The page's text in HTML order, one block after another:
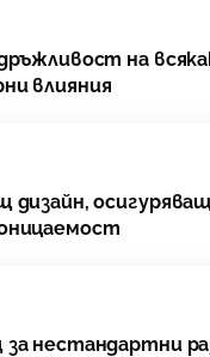
на
влияния
дизайн,
нестандартни